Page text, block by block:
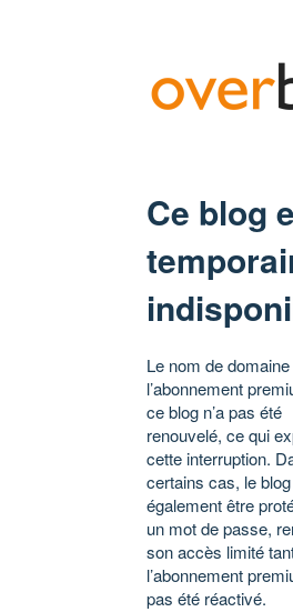
Ce blog
Le nom de
l’abonnement
ce blog n’a pas été
renouvelé, ce qui
cette interruption.
certains cas, le
également être
un mot de passe,
son accès limité
l’abonnement
pas été réactivé.